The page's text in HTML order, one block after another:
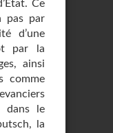
Ce
pas par
d’une
par la
ainsi
comme
dans le
la